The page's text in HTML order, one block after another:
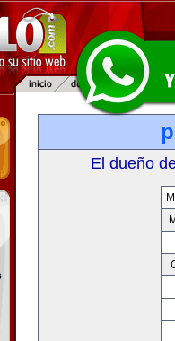
El dueño